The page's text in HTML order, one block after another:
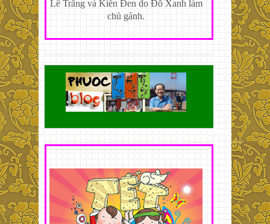
Lê Trắng và Kiến Đen do Đỗ Xanh làm
chủ gánh.